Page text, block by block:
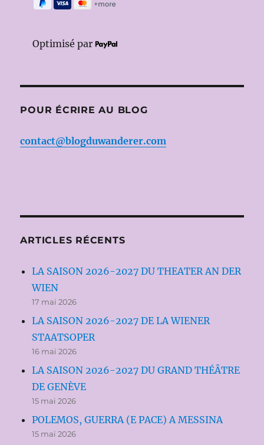
Optimisé par
POUR ÉCRIRE AU BLOG
contact@blogduwanderer.com
ARTICLES RÉCENTS
LA SAISON 2026-2027 DU THEATER AN DER
WIEN
17 mai 2026
LA SAISON 2026-2027 DE LA WIENER
STAATSOPER
16 mai 2026
LA SAISON 2026-2027 DU GRAND THÉÂTRE
DE GENÈVE
15 mai 2026
POLEMOS, GUERRA (E PACE) A MESSINA
15 mai 2026